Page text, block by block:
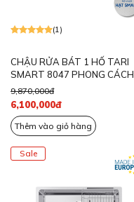
(1)
CHẬU RỬA BÁT 1 HỐ TARI
SMART 8047 PHONG CÁCH
NHẬT
9,870,000đ
6,100,000đ
Thêm vào giỏ hàng
Sale